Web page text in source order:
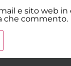
e sito web
che commento.